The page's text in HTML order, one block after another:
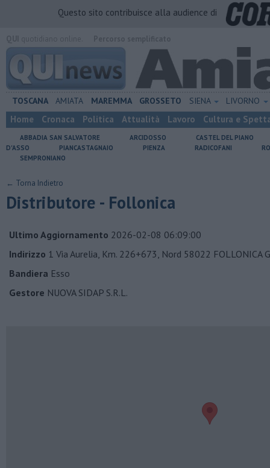
Questo sito contribuisce alla audience di
TOSCANA AMIATA MAREMMA GROSSETO SIENA LIVORNO
Home Cronaca Politica Attualità Lavoro Cultura e
ABBADIA SAN SALVATORE ARCIDOSSO
CASTEL DEL PIANO
D'ASSO
PIANCASTAGNAIO PIENZA RADICOFANI
SEMPRONIANO
← Torna Indietro
Distributore - Follonica
Ultimo Aggiornamento 2026-02-08 06:09:00
Indirizzo 1 Via Aurelia, Km. 226+673, Nord 58022 FOLLONICA
Bandiera Esso
Gestore NUOVA SIDAP S.R.L.